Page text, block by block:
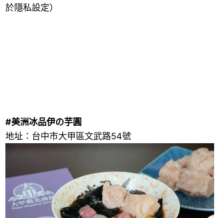
於隱私設定）
#美洲冰品伊の芋圓
地址：台中市大甲區文武路54號